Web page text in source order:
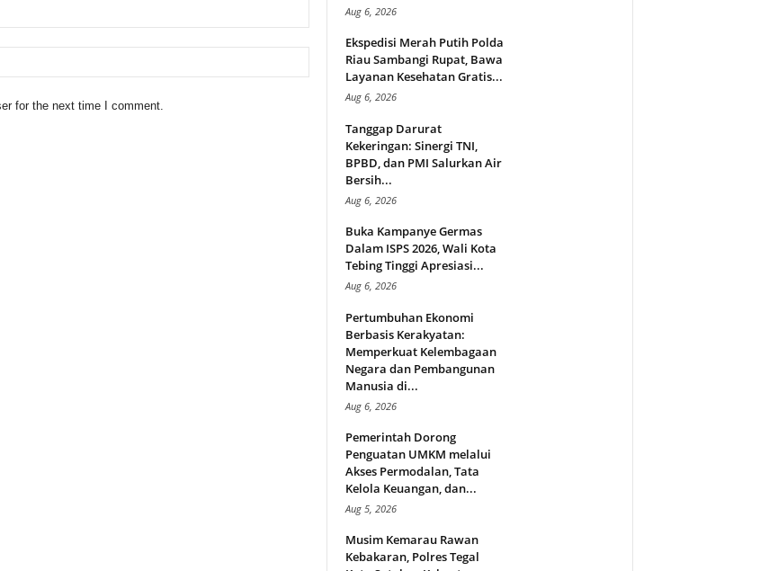
for the next time I comment.
Aug 6, 2026
Ekspedisi Merah Putih Polda
Riau Sambangi Rupat, Bawa
Layanan Kesehatan Gratis...
Aug 6, 2026
Tanggap Darurat
Kekeringan: Sinergi TNI,
BPBD, dan PMI Salurkan Air
Bersih...
Aug 6, 2026
Buka Kampanye Germas
Dalam ISPS 2026, Wali Kota
Tebing Tinggi Apresiasi...
Aug 6, 2026
Pertumbuhan Ekonomi
Berbasis Kerakyatan:
Memperkuat Kelembagaan
Negara dan Pembangunan
Manusia di...
Aug 6, 2026
Pemerintah Dorong
Penguatan UMKM melalui
Akses Permodalan, Tata
Kelola Keuangan, dan...
Aug 5, 2026
Musim Kemarau Rawan
Kebakaran, Polres Tegal